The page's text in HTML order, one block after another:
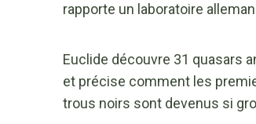
rapporte un laboratoire
Euclide découvre 31 quasars
et précise comment les
trous noirs sont devenus si